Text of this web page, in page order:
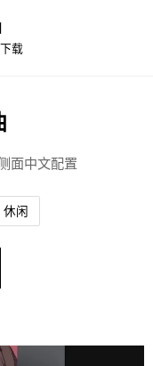
载
面中文配置
休闲